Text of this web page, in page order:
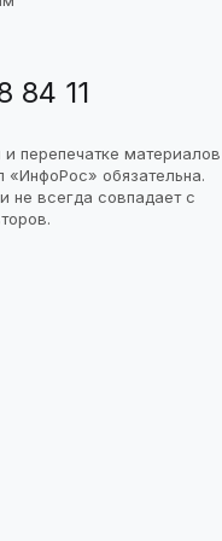
84 11
перепечатке материалов
«ИнфоРос» обязательна.
не всегда совпадает с